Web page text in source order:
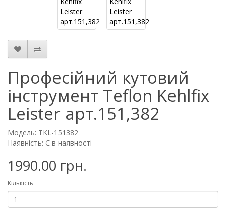
Професійний кутовий
інструмент Teflon Kehlfix
Leister арт.151,382
Модель: TKL-151382
Наявність: Є в наявності
1990.00 грн.
Кількість